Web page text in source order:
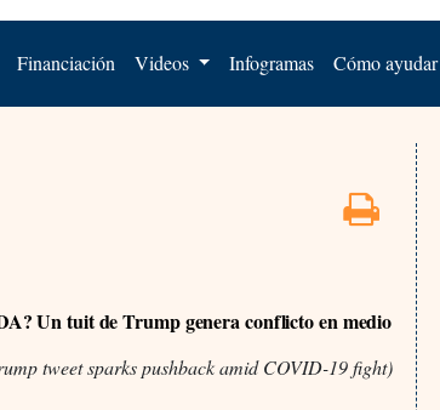
Financiación Videos Infogramas Cómo ayudar
Un tuit de Trump genera conflicto en medio
tweet sparks pushback amid COVID-19 fight)